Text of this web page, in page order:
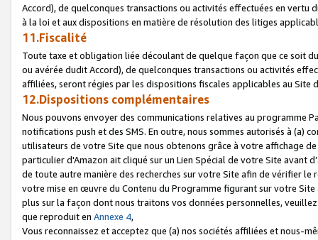
Accord), de quelconques transactions ou activités effectuées en vertu
à la loi et aux dispositions en matière de résolution des litiges
11.Fiscalité
Toute taxe et obligation liée découlant de quelque façon que ce soit
ou avérée dudit Accord), de quelconques transactions ou activités
affiliées, seront régies par les dispositions fiscales applicables au Site
12.Dispositions complémentaires
Nous pouvons envoyer des communications relatives au programme
notifications push et des SMS. En outre, nous sommes autorisés à
utilisateurs de votre Site que nous obtenons grâce à votre affichage
particulier d'Amazon ait cliqué sur un Lien Spécial de votre Site avant
de toute autre manière des recherches sur votre Site afin de vérifier
votre mise en œuvre du Contenu du Programme figurant sur votre
plus sur la façon dont nous traitons vos données personnelles,
que reproduit en Annexe 4,
Vous reconnaissez et acceptez que (a) nos sociétés affiliées et nous-